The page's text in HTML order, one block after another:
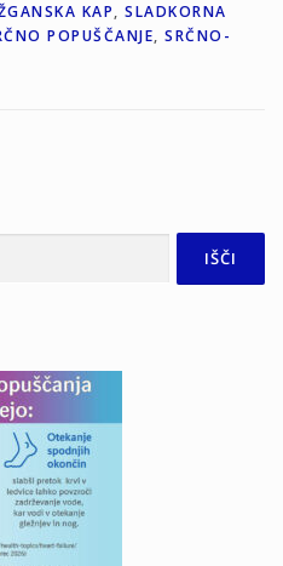
KAP, SLADKORNA
POPUŠČANJE, SRČNO-